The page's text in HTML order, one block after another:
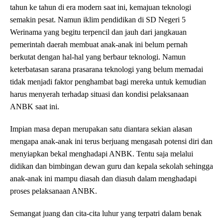
tahun ke tahun di era modern saat ini, kemajuan teknologi
semakin pesat. Namun iklim pendidikan di SD Negeri 5
Werinama yang begitu terpencil dan jauh dari jangkauan
pemerintah daerah membuat anak-anak ini belum pernah
berkutat dengan hal-hal yang berbaur teknologi. Namun
keterbatasan sarana prasarana teknologi yang belum memadai
tidak menjadi faktor penghambat bagi mereka untuk kemudian
harus menyerah terhadap situasi dan kondisi pelaksanaan
ANBK saat ini.
Impian masa depan merupakan satu diantara sekian alasan
mengapa anak-anak ini terus berjuang mengasah potensi diri dan
menyiapkan bekal menghadapi ANBK. Tentu saja melalui
didikan dan bimbingan dewan guru dan kepala sekolah sehingga
anak-anak ini mampu diasah dan diasuh dalam menghadapi
proses pelaksanaan ANBK.
Semangat juang dan cita-cita luhur yang terpatri dalam benak